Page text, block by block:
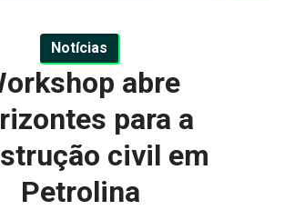
Notícias
abre
para a
civil em
Petrolina